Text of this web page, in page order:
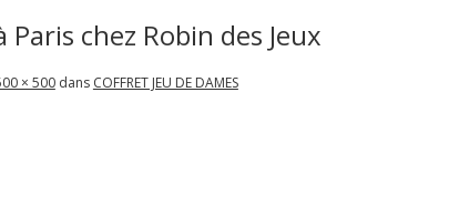
chez Robin des Jeux
× 500dans COFFRET JEU DE DAMES